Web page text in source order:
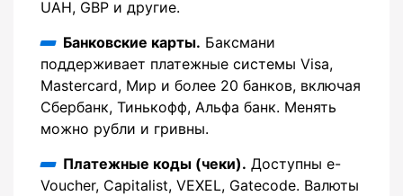
UAH, GBP и другие.
Банковские карты. Баксмани
поддерживает платежные системы Visa,
Mastercard, Мир и более 20 банков, включая
Сбербанк, Тинькофф, Альфа банк. Менять
можно рубли и гривны.
Платежные коды (чеки). Доступны e-
Voucher, Capitalist, VEXEL, Gatecode. Валюты